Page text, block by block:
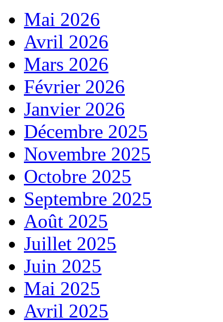
Mai 2026
Avril 2026
Mars 2026
Février 2026
Janvier 2026
Décembre 2025
Novembre 2025
Octobre 2025
Septembre 2025
Août 2025
Juillet 2025
Juin 2025
Mai 2025
Avril 2025